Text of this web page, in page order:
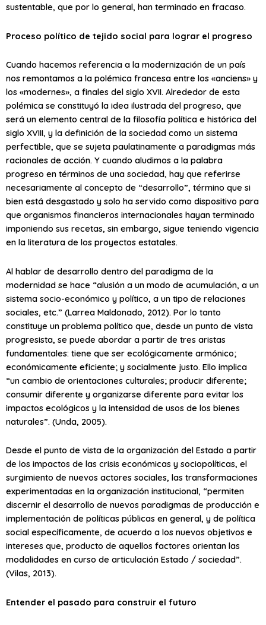
sustentable, que por lo general, han terminado en fracaso.
Proceso político de tejido social para lograr el progreso
Cuando hacemos referencia a la modernización de un país
nos remontamos a la polémica francesa entre los «anciens» y
los «modernes», a finales del siglo XVII. Alrededor de esta
polémica se constituyó la idea ilustrada del progreso, que
será un elemento central de la filosofía política e histórica del
siglo XVIII, y la definición de la sociedad como un sistema
perfectible, que se sujeta paulatinamente a paradigmas más
racionales de acción. Y cuando aludimos a la palabra
progreso en términos de una sociedad, hay que referirse
necesariamente al concepto de “desarrollo”, término que si
bien está desgastado y solo ha servido como dispositivo para
que organismos financieros internacionales hayan terminado
imponiendo sus recetas, sin embargo, sigue teniendo vigencia
en la literatura de los proyectos estatales.
Al hablar de desarrollo dentro del paradigma de la
modernidad se hace “alusión a un modo de acumulación, a un
sistema socio-económico y político, a un tipo de relaciones
sociales, etc.” (Larrea Maldonado, 2012). Por lo tanto
constituye un problema político que, desde un punto de vista
progresista, se puede abordar a partir de tres aristas
fundamentales: tiene que ser ecológicamente armónico;
económicamente eficiente; y socialmente justo. Ello implica
“un cambio de orientaciones culturales; producir diferente;
consumir diferente y organizarse diferente para evitar los
impactos ecológicos y la intensidad de usos de los bienes
naturales”. (Unda, 2005).
Desde el punto de vista de la organización del Estado a partir
de los impactos de las crisis económicas y sociopolíticas, el
surgimiento de nuevos actores sociales, las transformaciones
experimentadas en la organización institucional, “permiten
discernir el desarrollo de nuevos paradigmas de producción e
implementación de políticas públicas en general, y de política
social específicamente, de acuerdo a los nuevos objetivos e
intereses que, producto de aquellos factores orientan las
modalidades en curso de articulación Estado / sociedad”.
(Vilas, 2013).
Entender el pasado para construir el futuro